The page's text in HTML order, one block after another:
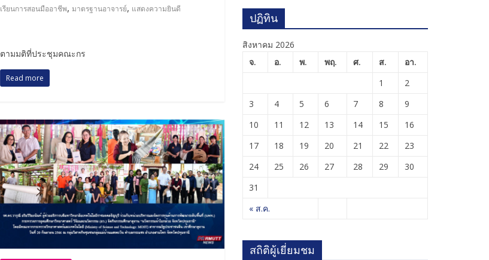
เรียนการสอนมืออาชีพ,มาตรฐานอาจารย์, แสดงความยินดี
ตามมติที่ประชุมคณะกร
Read more
ปฏิทิน
สิงหาคม 2026
จ.
อ. พ. พฤ. ศ. ส. อา.
« ส.ค.
1
2
3
4 5 6 7 8
9
10
11 12 13 14 15
16
17
18 19 20 21 22
23
24
25 26 27 28 29
30
31
สถิติผู้เยี่ยมชม